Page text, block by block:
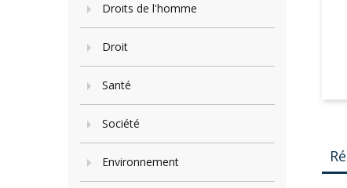
Droits de l'homme
Droit
Santé
Société
Environnement